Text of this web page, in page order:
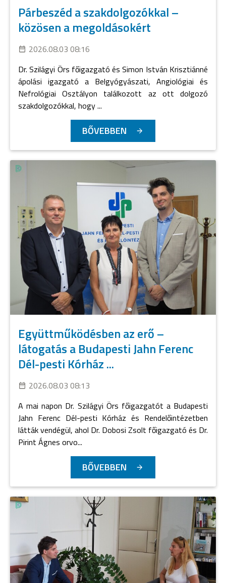
Párbeszéd a szakdolgozókkal –
közösen a megoldásokért
2026.08.03 08:16
Dr. Szilágyi Örs főigazgató és Simon István Krisztiánné
ápolási igazgató a Belgyógyászati, Angiológiai és
Nefrológiai Osztályon találkozott az ott dolgozó
szakdolgozókkal, hogy ...
BŐVEBBEN
Együttműködésben az erő –
látogatás a Budapesti Jahn Ferenc
Dél-pesti Kórház ...
2026.08.03 08:13
A mai napon Dr. Szilágyi Örs főigazgatót a Budapesti
Jahn Ferenc Dél-pesti Kórház és Rendelőintézetben
látták vendégül, ahol Dr. Dobosi Zsolt főigazgató és Dr.
Pirint Ágnes orvo...
BŐVEBBEN